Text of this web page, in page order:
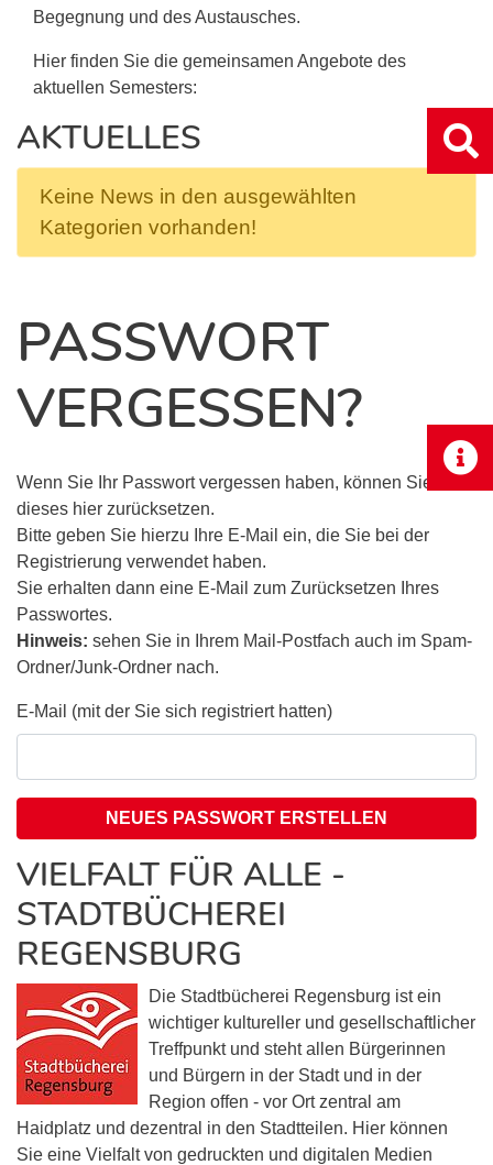
Begegnung und des Austausches.
Hier finden Sie die gemeinsamen Angebote des
aktuellen Semesters:
AKTUELLES
Keine News in den ausgewählten
Kategorien vorhanden!
PASSWORT
VERGESSEN?
Wenn Sie Ihr Passwort vergessen haben, können Sie
dieses hier zurücksetzen.
Bitte geben Sie hierzu Ihre E-Mail ein, die Sie bei der
Registrierung verwendet haben.
Sie erhalten dann eine E-Mail zum Zurücksetzen Ihres
Passwortes.
Hinweis: sehen Sie in Ihrem Mail-Postfach auch im Spam-
Ordner/Junk-Ordner nach.
E-Mail (mit der Sie sich registriert hatten)
NEUES PASSWORT ERSTELLEN
VIELFALT FÜR ALLE -
STADTBÜCHEREI
REGENSBURG
Die Stadtbücherei Regensburg ist ein
wichtiger kultureller und gesellschaftlicher
Treffpunkt und steht allen Bürgerinnen
und Bürgern in der Stadt und in der
Region offen - vor Ort zentral am
Haidplatz und dezentral in den Stadtteilen. Hier können
Sie eine Vielfalt von gedruckten und digitalen Medien